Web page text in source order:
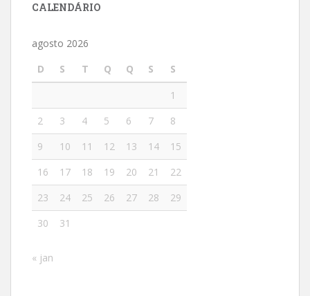
CALENDÁRIO
agosto 2026
D
S T Q Q S
S
1
2
3 4 5 6 7
8
9
10 11 12 13 14
15
16
17 18 19 20 21
22
23
24 25 26 27 28
29
30
31
« jan